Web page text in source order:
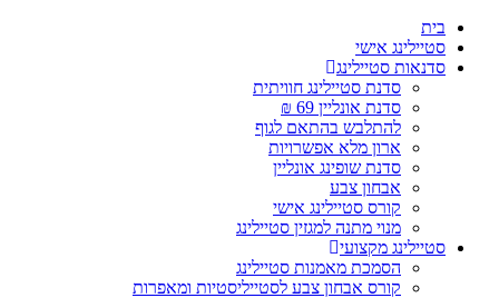
בית
סטיילינג אישי
סדנאות סטיילינג
סדנת סטיילינג חוויתית
סדנת אונליין 69 ₪
להתלבש בהתאם לגוף
ארון מלא אפשרויות
סדנת שופינג אונליין
אבחון צבע
קורס סטיילינג אישי
מנוי מתנה למגזין סטיילינג
סטיילינג מקצועי
הסמכת מאמנות סטיילינג
קורס אבחון צבע לסטייליסטיות ומאפרות